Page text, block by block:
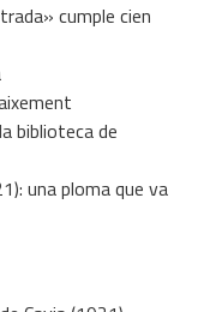
cumple cien
biblioteca de
una ploma que va